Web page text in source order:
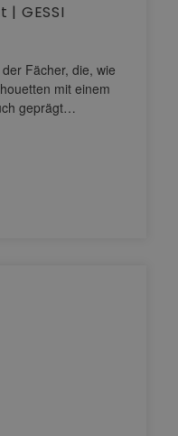
| GESSI
Fächer, die, wie
mit einem
geprägt…